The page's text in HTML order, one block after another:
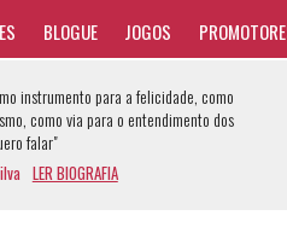
BLOGUE JOGOS
instrumento para a felicidade, como
como via para o entendimento dos
falar"
LER BIOGRAFIA